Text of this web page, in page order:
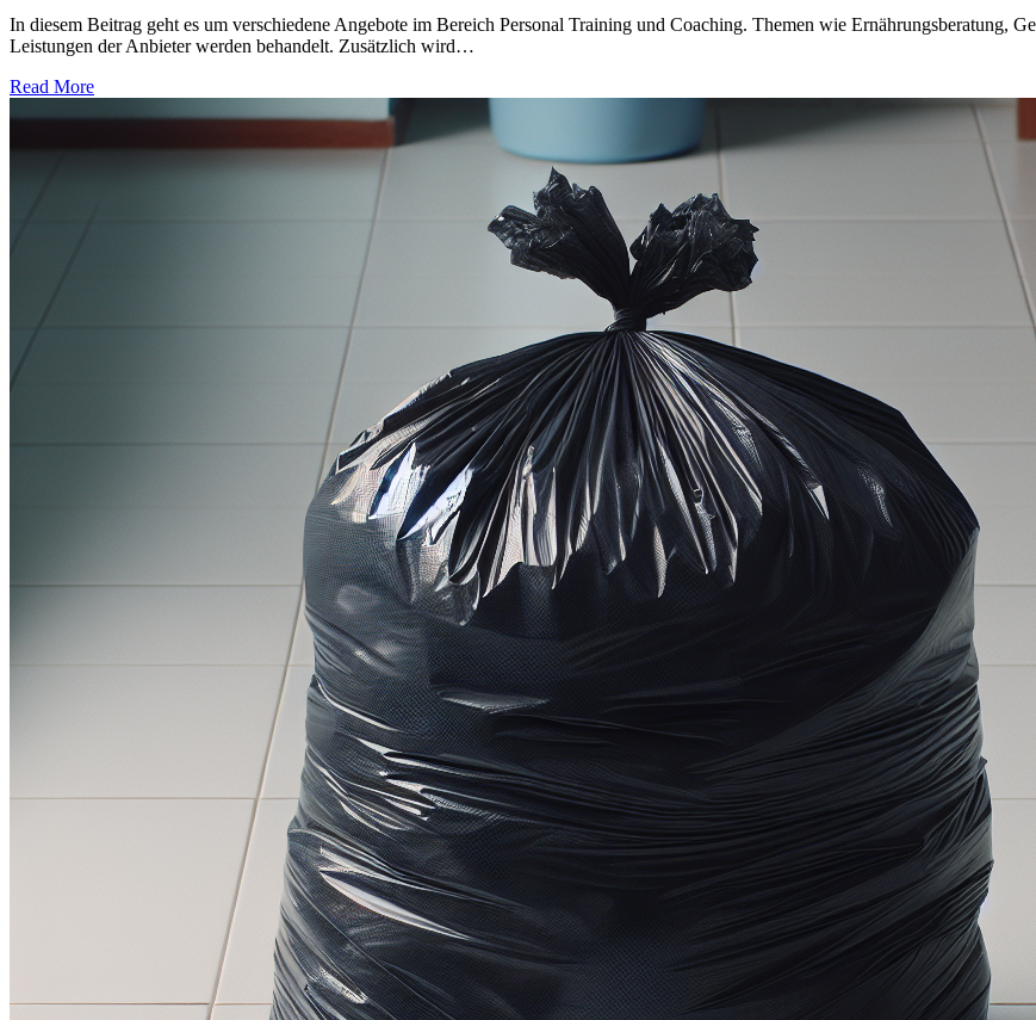
In diesem Beitrag geht es um verschiedene Angebote im Bereich Personal Training und Coaching. Themen wie Ernährungsberatung,
Leistungen der Anbieter werden behandelt. Zusätzlich wird…
Read More